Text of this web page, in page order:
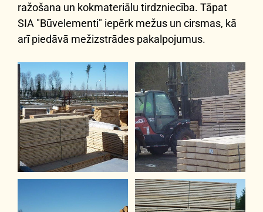
ražošana un kokmateriālu tirdzniecība. Tāpat
SIA "Būvelementi" iepērk mežus un cirsmas, kā
arī piedāvā mežizstrādes pakalpojumus.